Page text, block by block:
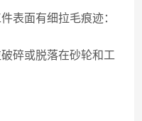
面有细拉毛痕迹：
碎或脱落在砂轮和工